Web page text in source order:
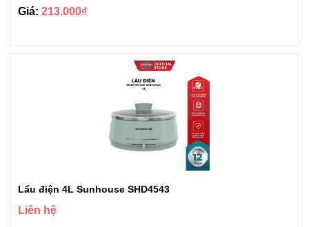
Giá: 213.000₫
Lẩu điện 4L Sunhouse SHD4543
Liên hệ